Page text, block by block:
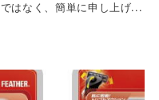
はなく、簡単に申し上げ...